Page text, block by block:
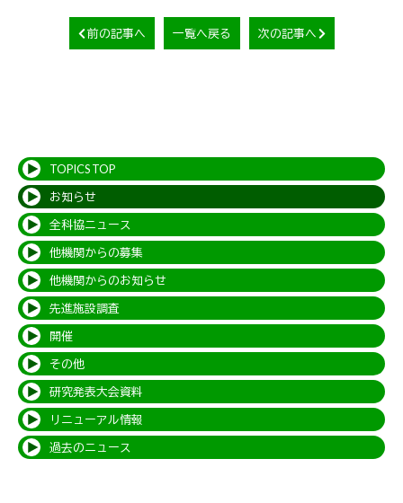
前の記事へ 一覧へ戻る 次の記事へ
TOPICS TOP
お知らせ
全科協ニュース
他機関からの募集
他機関からのお知らせ
先進施設調査
開催
その他
研究発表大会資料
リニューアル情報
過去のニュース